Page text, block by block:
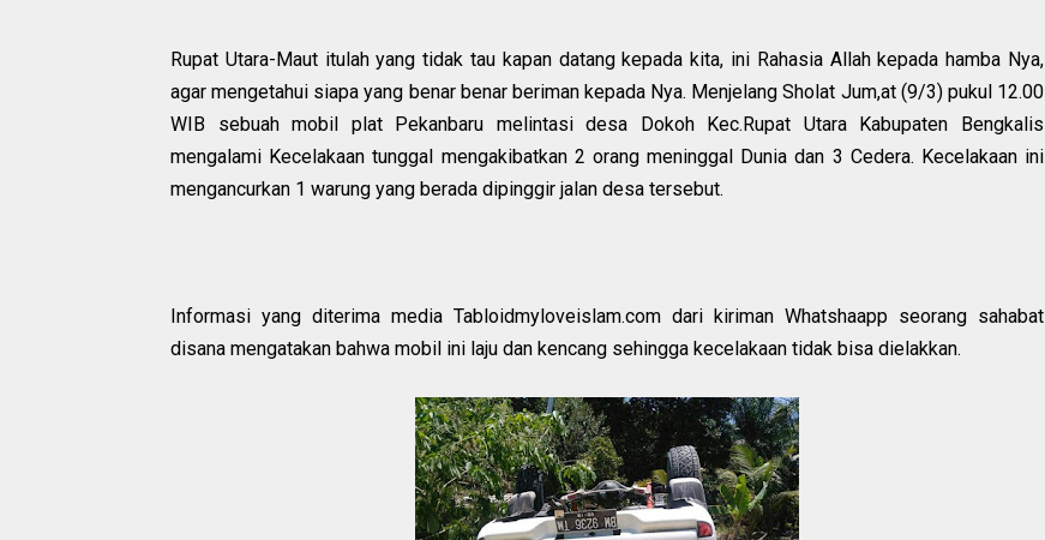
Rupat Utara-Maut itulah yang tidak tau kapan datang kepada kita, ini Rahasia Allah kepada hamba Nya,
agar mengetahui siapa yang benar benar beriman kepada Nya. Menjelang Sholat Jum,at (9/3) pukul 12.00
WIB sebuah mobil plat Pekanbaru melintasi desa Dokoh Kec.Rupat Utara Kabupaten Bengkalis
mengalami Kecelakaan tunggal mengakibatkan 2 orang meninggal Dunia dan 3 Cedera. Kecelakaan ini
mengancurkan 1 warung yang berada dipinggir jalan desa tersebut.
Informasi yang diterima media Tabloidmyloveislam.com dari kiriman Whatshaapp seorang sahabat
disana mengatakan bahwa mobil ini laju dan kencang sehingga kecelakaan tidak bisa dielakkan.